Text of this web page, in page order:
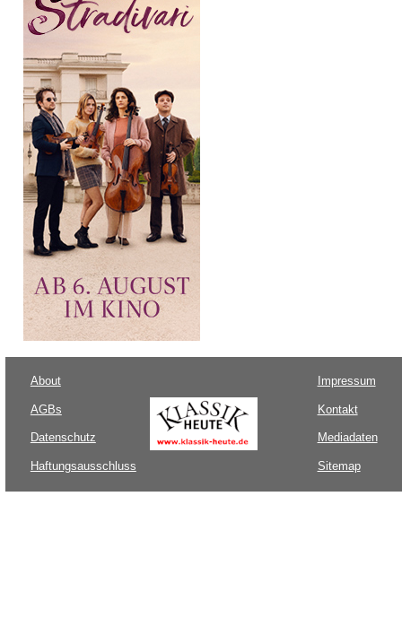
About
AGBs
Datenschutz
Haftungsausschluss
Impressum
Kontakt
Mediadaten
Sitemap